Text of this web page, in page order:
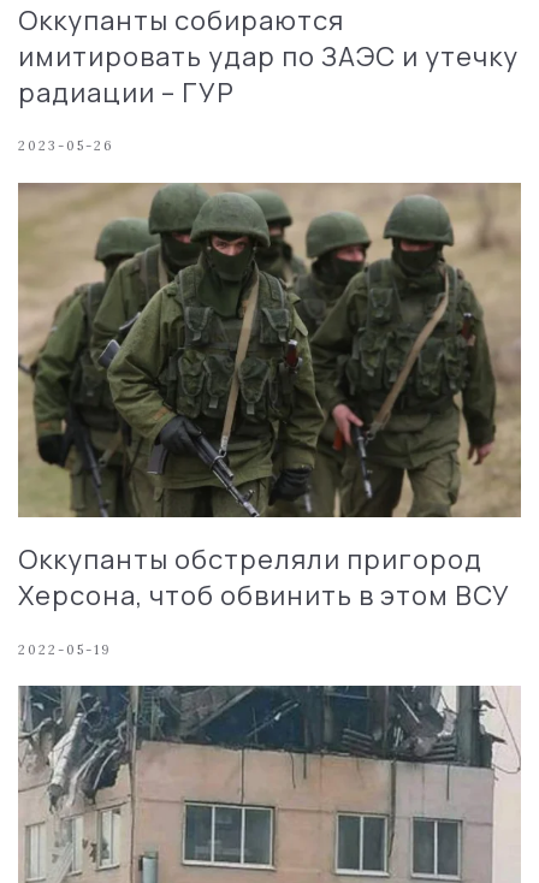
Оккупанты собираются
имитировать удар по ЗАЭС и утечку
радиации – ГУР
2023-05-26
Оккупанты обстреляли пригород
Херсона, чтоб обвинить в этом ВСУ
2022-05-19